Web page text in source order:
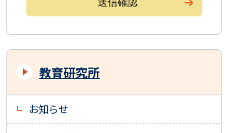
教育研究所
お知らせ